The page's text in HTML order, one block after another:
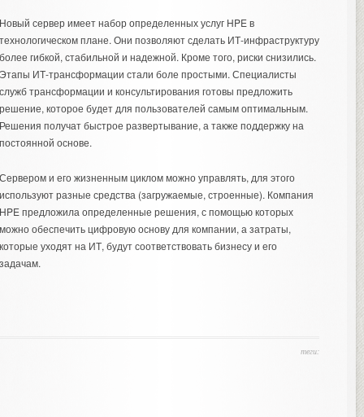
сервер имеет набор определенных услуг HPE в
плане. Они позволяют сделать ИТ-инфраструктуру
гибкой, стабильной и надежной. Кроме того, риски снизились.
ИТ-трансформации стали боле простыми. Специалисты
трансформации и консультирования готовы предложить
которое будет для пользователей самым оптимальным.
получат быстрое развертывание, а также поддержку на
основе.
и его жизненным циклом можно управлять, для этого
разные средства (загружаемые, строенные). Компания
предложила определенные решения, с помощью которых
обеспечить цифровую основу для компании, а затраты,
уходят на ИТ, будут соответствовать бизнесу и его
теги: